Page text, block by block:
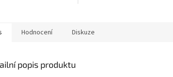
Hodnocení Diskuze
popis produktu